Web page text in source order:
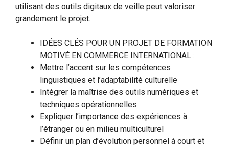
utilisant des outils digitaux de veille peut valoriser
grandement le projet.
IDÉES CLÉS POUR UN PROJET DE FORMATION
MOTIVÉ EN COMMERCE INTERNATIONAL :
Mettre l’accent sur les compétences
linguistiques et l’adaptabilité culturelle
Intégrer la maîtrise des outils numériques et
techniques opérationnelles
Expliquer l’importance des expériences à
l’étranger ou en milieu multiculturel
Définir un plan d’évolution personnel à court et